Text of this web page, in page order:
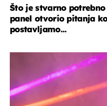
Što je stvarno
panel otvorio pitanja
postavljamo...